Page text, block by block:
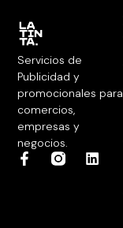
Servicios de
Publicidad y
promocionales para
comercios,
empresas y
negocios.